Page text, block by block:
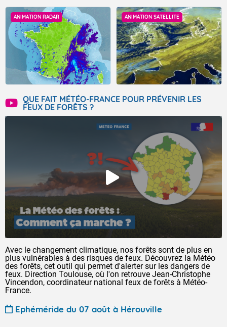
ANIMATION RADAR ANIMATION SATELLITE
QUE FAIT MÉTÉO-FRANCE POUR PRÉVENIR LES
FEUX DE FORÊTS ?
Avec le changement climatique, nos forêts sont de plus en
plus vulnérables à des risques de feux. Découvrez la Météo
des forêts, cet outil qui permet d'alerter sur les dangers de
feux. Direction Toulouse, où l'on retrouve Jean-Christophe
Vincendon, coordinateur national feux de forêts à Météo-
France.
Ephéméride du 07 août à Hérouville